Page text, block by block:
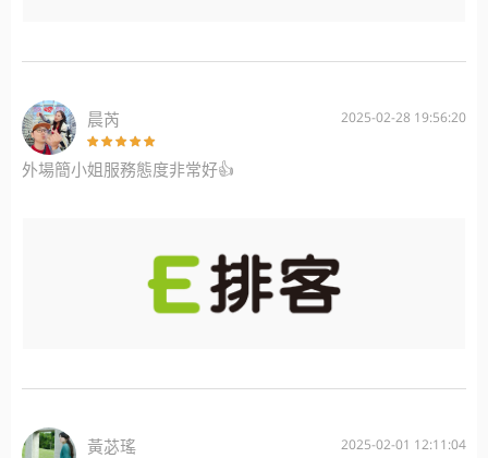
晨芮 2025-02-28 19:56:20
外場簡小姐服務態度非常好👍
黃苾瑤 2025-02-01 12:11:04